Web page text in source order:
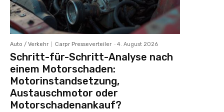
Auto / Verkehr Carpr Presseverteiler - 4. August 2026
Schritt-für-Schritt-Analyse nach
einem Motorschaden:
Motorinstandsetzung,
Austauschmotor oder
Motorschadenankauf?